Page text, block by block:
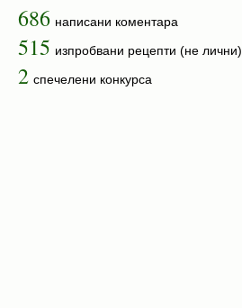
686 написани коментара
515 изпробвани рецепти (не лични)
2 спечелени конкурса